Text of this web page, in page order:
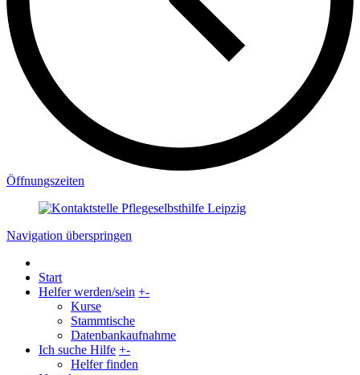
Öffnungszeiten
Navigation überspringen
Start
Helfer werden/sein +-
Kurse
Stammtische
Datenbankaufnahme
Ich suche Hilfe +-
Helfer finden